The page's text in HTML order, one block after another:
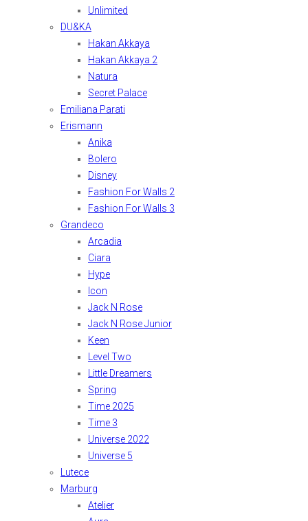
Unlimited
DU&KA
Hakan Akkaya
Hakan Akkaya 2
Natura
Secret Palace
Emiliana Parati
Erismann
Anika
Bolero
Disney
Fashion For Walls 2
Fashion For Walls 3
Grandeco
Arcadia
Ciara
Hype
Icon
Jack N Rose
Jack N Rose Junior
Keen
Level Two
Little Dreamers
Spring
Time 2025
Time 3
Universe 2022
Universe 5
Lutece
Marburg
Atelier